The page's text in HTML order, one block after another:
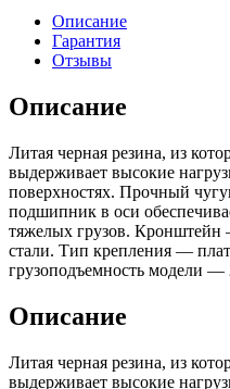
Описание
Гарантия
Отзывы
Описание
Литая черная резина, из
выдерживает высокие
поверхностях. Прочный
подшипник в оси
тяжелых грузов.
стали. Тип крепления —
грузоподъемность модели —
Описание
Литая черная резина, из
выдерживает высокие